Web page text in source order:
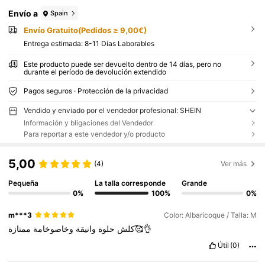
Envío a Spain
Envío Gratuito(Pedidos ≥ 9,00€)
Entrega estimada: 8-11 Días Laborables
Este producto puede ser devuelto dentro de 14 días, pero no
durante el período de devolución extendido
Pagos seguros · Protección de la privacidad
Vendido y enviado por el vendedor profesional: SHEIN
Información y bligaciones del Vendedor
Para reportar a este vendedor y/o producto
5,00 (4) Ver más
Pequeña
0%
La talla corresponde
100%
Grande
0%
m***3 Color: Albaricoque / Talla: M
كلش حلوة وانيقة وخاصوخامة ممتازة🥰👌
Útil (0)